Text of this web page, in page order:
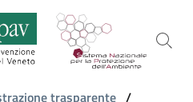
trasparente /